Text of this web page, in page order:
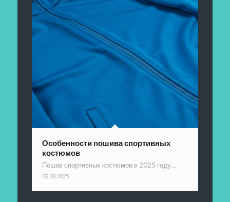
Особенности пошива спортивных
костюмов
Пошив спортивных костюмов в 2025 году…
02.08.2025